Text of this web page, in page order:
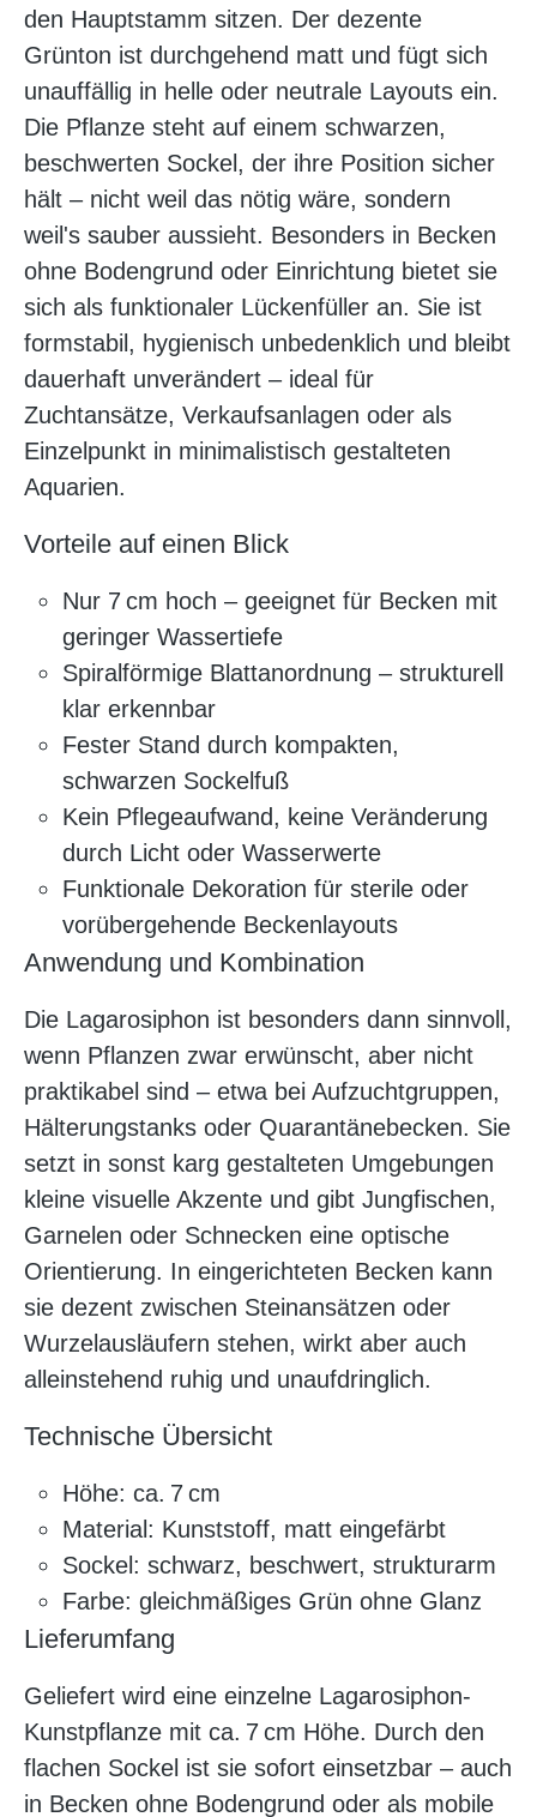
den Hauptstamm sitzen. Der dezente
Grünton ist durchgehend matt und fügt sich
unauffällig in helle oder neutrale Layouts ein.
Die Pflanze steht auf einem schwarzen,
beschwerten Sockel, der ihre Position sicher
hält – nicht weil das nötig wäre, sondern
weil's sauber aussieht. Besonders in Becken
ohne Bodengrund oder Einrichtung bietet sie
sich als funktionaler Lückenfüller an. Sie ist
formstabil, hygienisch unbedenklich und bleibt
dauerhaft unverändert – ideal für
Zuchtansätze, Verkaufsanlagen oder als
Einzelpunkt in minimalistisch gestalteten
Aquarien.
Vorteile auf einen Blick
Nur 7 cm hoch – geeignet für Becken mit
geringer Wassertiefe
Spiralförmige Blattanordnung – strukturell
klar erkennbar
Fester Stand durch kompakten,
schwarzen Sockelfuß
Kein Pflegeaufwand, keine Veränderung
durch Licht oder Wasserwerte
Funktionale Dekoration für sterile oder
vorübergehende Beckenlayouts
Anwendung und Kombination
Die Lagarosiphon ist besonders dann sinnvoll,
wenn Pflanzen zwar erwünscht, aber nicht
praktikabel sind – etwa bei Aufzuchtgruppen,
Hälterungstanks oder Quarantänebecken. Sie
setzt in sonst karg gestalteten Umgebungen
kleine visuelle Akzente und gibt Jungfischen,
Garnelen oder Schnecken eine optische
Orientierung. In eingerichteten Becken kann
sie dezent zwischen Steinansätzen oder
Wurzelausläufern stehen, wirkt aber auch
alleinstehend ruhig und unaufdringlich.
Technische Übersicht
Höhe: ca. 7 cm
Material: Kunststoff, matt eingefärbt
Sockel: schwarz, beschwert, strukturarm
Farbe: gleichmäßiges Grün ohne Glanz
Lieferumfang
Geliefert wird eine einzelne Lagarosiphon-
Kunstpflanze mit ca. 7 cm Höhe. Durch den
flachen Sockel ist sie sofort einsetzbar – auch
in Becken ohne Bodengrund oder als mobile